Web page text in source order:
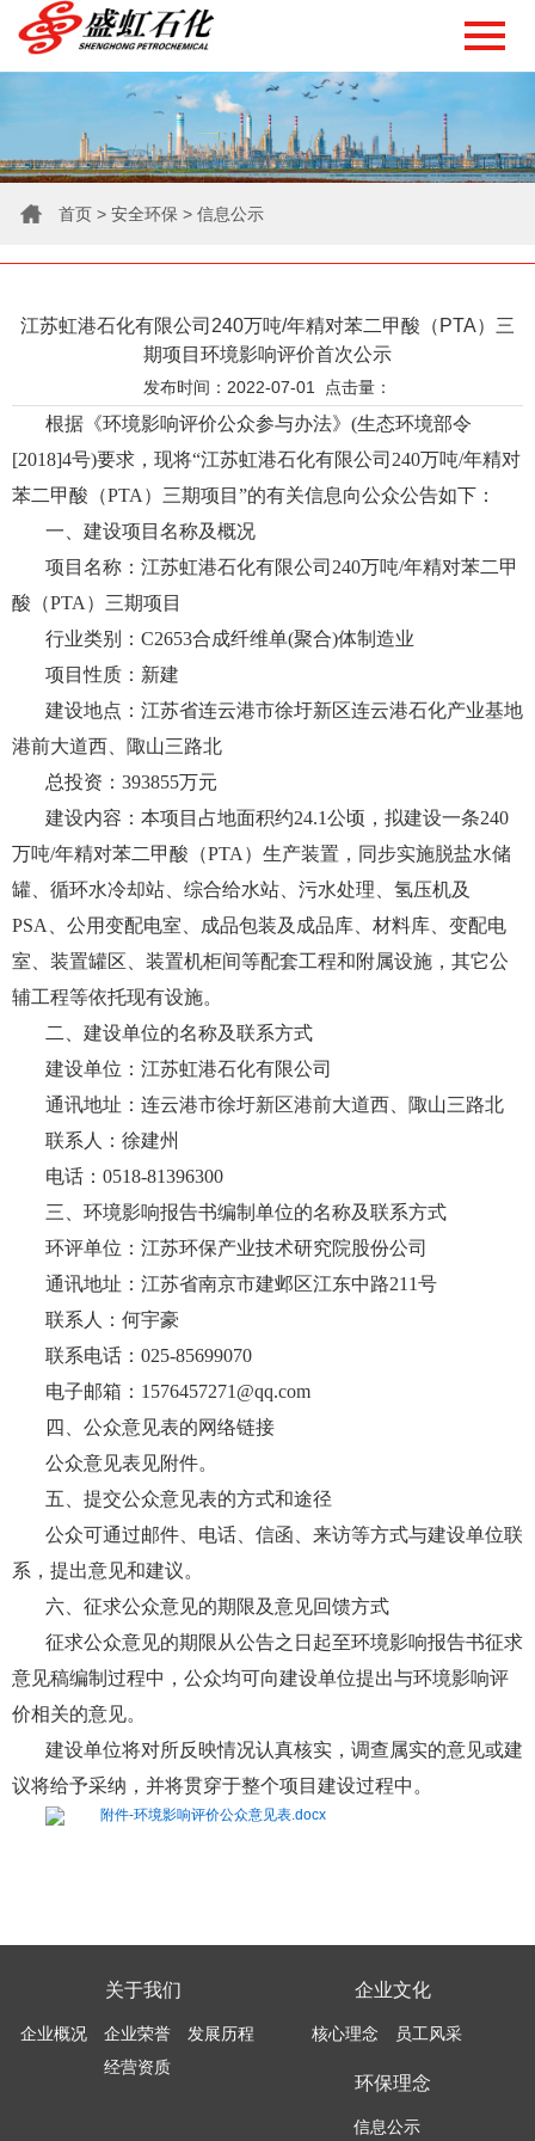
首页 > 安全环保 > 信息公示
江苏虹港石化有限公司240万吨/年精对苯二甲酸（PTA）三
期项目环境影响评价首次公示
发布时间：2022-07-01 点击量：
根据《环境影响评价公众参与办法》(生态环境部令
[2018]4号)要求，现将“江苏虹港石化有限公司240万吨/年精对
苯二甲酸（PTA）三期项目”的有关信息向公众公告如下：
一、建设项目名称及概况
项目名称：江苏虹港石化有限公司240万吨/年精对苯二甲
酸（PTA）三期项目
行业类别：C2653合成纤维单(聚合)体制造业
项目性质：新建
建设地点：江苏省连云港市徐圩新区连云港石化产业基地
港前大道西、陬山三路北
总投资：393855万元
建设内容：本项目占地面积约24.1公顷，拟建设一条240
万吨/年精对苯二甲酸（PTA）生产装置，同步实施脱盐水储
罐、循环水冷却站、综合给水站、污水处理、氢压机及
PSA、公用变配电室、成品包装及成品库、材料库、变配电
室、装置罐区、装置机柜间等配套工程和附属设施，其它公
辅工程等依托现有设施。
二、建设单位的名称及联系方式
建设单位：江苏虹港石化有限公司
通讯地址：连云港市徐圩新区港前大道西、陬山三路北
联系人：徐建州
电话：0518-81396300
三、环境影响报告书编制单位的名称及联系方式
环评单位：江苏环保产业技术研究院股份公司
通讯地址：江苏省南京市建邺区江东中路211号
联系人：何宇豪
联系电话：025-85699070
电子邮箱：1576457271@qq.com
四、公众意见表的网络链接
公众意见表见附件。
五、提交公众意见表的方式和途径
公众可通过邮件、电话、信函、来访等方式与建设单位联
系，提出意见和建议。
六、征求公众意见的期限及意见回馈方式
征求公众意见的期限从公告之日起至环境影响报告书征求
意见稿编制过程中，公众均可向建设单位提出与环境影响评
价相关的意见。
建设单位将对所反映情况认真核实，调查属实的意见或建
议将给予采纳，并将贯穿于整个项目建设过程中。
附件-环境影响评价公众意见表.docx
关于我们
企业概况 企业荣誉
发展历程
经营资质
企业文化
核心理念 员工风采
环保理念
信息公示